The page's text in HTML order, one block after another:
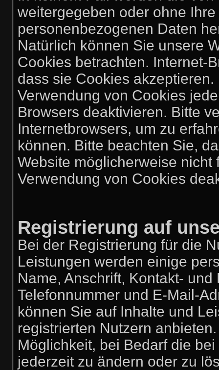
weitergegeben oder ohne
personenbezogenen Daten
Natürlich können Sie unsere
Cookies betrachten. Internet-
dass sie Cookies
Verwendung von Cookies
Browsers deaktivieren. Bitte
Internetbrowsers, um zu
können. Bitte beachten Sie,
Website möglicherweise
Verwendung von Cookies
Registrierung auf
Bei der Registrierung für die
Leistungen werden einige
Name, Anschrift, Kontakt-
Telefonnummer und E-Mail-
können Sie auf Inhalte und
registrierten Nutzern
Möglichkeit, bei Bedarf die
jederzeit zu ändern oder zu